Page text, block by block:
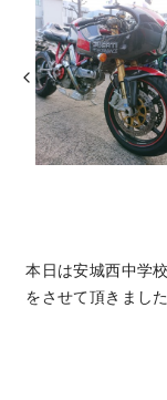
本日は安城西中学
をさせて頂きました